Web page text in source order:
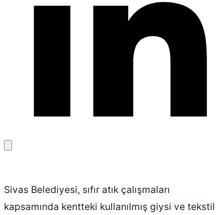
kopyala
Sivas Belediyesi, sıfır atık çalışmaları
kapsamında kentteki kullanılmış giysi ve tekstil